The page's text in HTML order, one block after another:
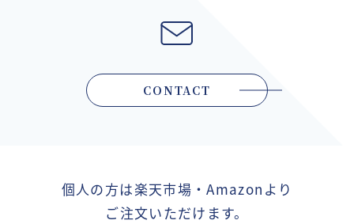
CONTACT
個人の方は楽天市場・Amazonより
ご注文いただけます。